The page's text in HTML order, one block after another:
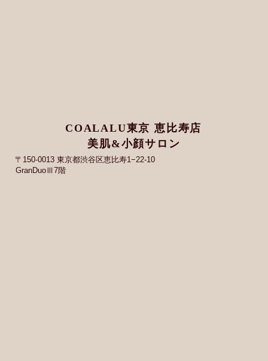
COALALU東京 恵比寿店
美肌&小顔サロン
〒150-0013 東京都渋谷区恵比寿1−22-10
GranDuoⅢ7階